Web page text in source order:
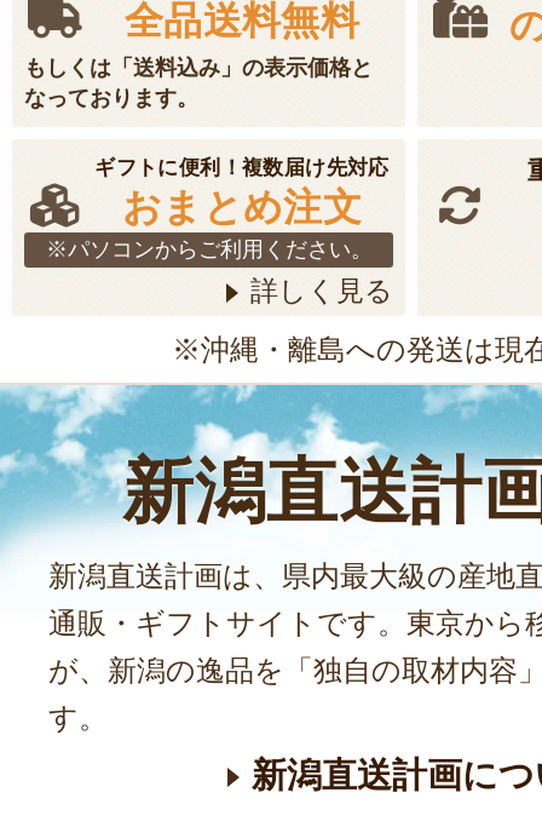
全品送料無料
もしくは「送料込み」の表示価格と
なっております。
ギフトに便利！複数届け先対応
おまとめ注文
※パソコンからご利用ください。
詳しく見る
※沖縄・離島への発送は現
新潟直送計
新潟直送計画は、県内最大級の産地
通販・ギフトサイトです。東京から
が、新潟の逸品を「独自の取材内容
す。
新潟直送計画に